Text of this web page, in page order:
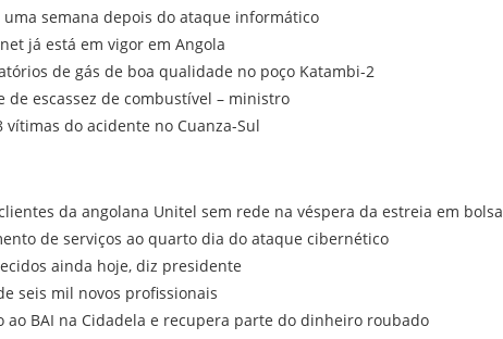
semana depois do ataque informático
já está em vigor em Angola
de gás de boa qualidade no poço Katambi-2
escassez de combustível – ministro
do acidente no Cuanza-Sul
da angolana Unitel sem rede na véspera da estreia em bolsa
de serviços ao quarto dia do ataque cibernético
ainda hoje, diz presidente
seis mil novos profissionais
ao BAI na Cidadela e recupera parte do dinheiro roubado